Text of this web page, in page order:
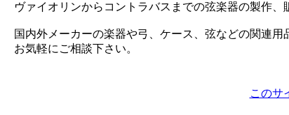
ヴァイオリンからコントラバスまでの弦楽器の製作、
国内外メーカーの楽器や弓、ケース、弦などの関連
お気軽にご相談下さい。
このサ